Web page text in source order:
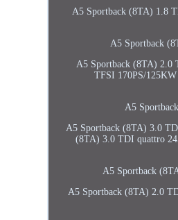
A5 Sportback (8TA) 1.8
A5 Sportback
A5 Sportback (8TA) 2.0
TFSI 170PS/
A5
A5 Sportback (8TA) 3.0
(8TA) 3.0 TDI quattro
A5 Sportback
A5 Sportback (8TA) 2.0